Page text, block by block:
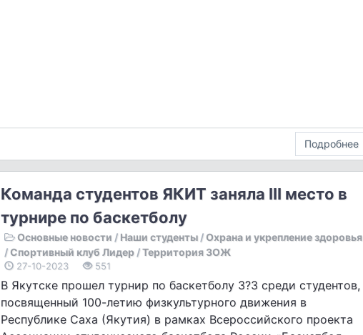
Подробнее
Команда студентов ЯКИТ заняла III место в
турнире по баскетболу
Основные новости / Наши студенты / Охрана и укрепление здоровья
/ Спортивный клуб Лидер /Территория ЗОЖ
27-10-2023 551
В Якутске прошел турнир по баскетболу 3?3 среди студентов,
посвященный 100-летию физкультурного движения в
Республике Саха (Якутия) в рамках Всероссийского проекта